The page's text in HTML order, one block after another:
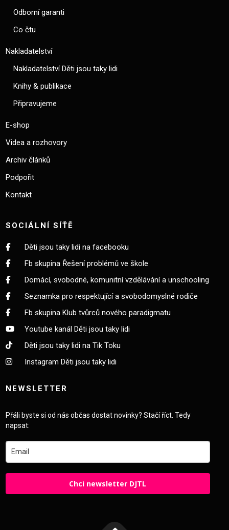
Odborní garanti
Co čtu
Nakladatelství
Nakladatelství Děti jsou taky lidi
Knihy & publikace
Připravujeme
E-shop
Videa a rozhovory
Archiv článků
Podpořit
Kontakt
SOCIÁLNÍ SÍŤĚ
Děti jsou taky lidi na facebooku
Fb skupina Řešení problémů ve škole
Domácí, svobodné, komunitní vzdělávání a unschooling
Seznamka pro respektující a svobodomyslné rodiče
Fb skupina Klub tvůrců nového paradigmatu
Youtube kanál Děti jsou taky lidi
Děti jsou taky lidi na Tik Toku
Instagram Děti jsou taky lidi
NEWSLETTER
Přáli byste si od nás občas dostat novinky? Stačí říct. Tedy
napsat:
Chci newsletter DJTL